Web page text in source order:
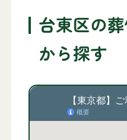
台東区の
から探す